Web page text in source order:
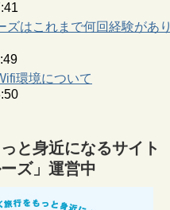
ズはこれまで何回経験があり
環境について
と身近になるサイト
ズ」運営中